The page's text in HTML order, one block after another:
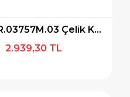
Ferrucci FER.03757M.03 Çelik Kordon Kadın Kol Saati
2.939,30 TL